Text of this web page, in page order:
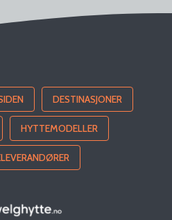
DESTINASJONER
HYTTEMODELLER